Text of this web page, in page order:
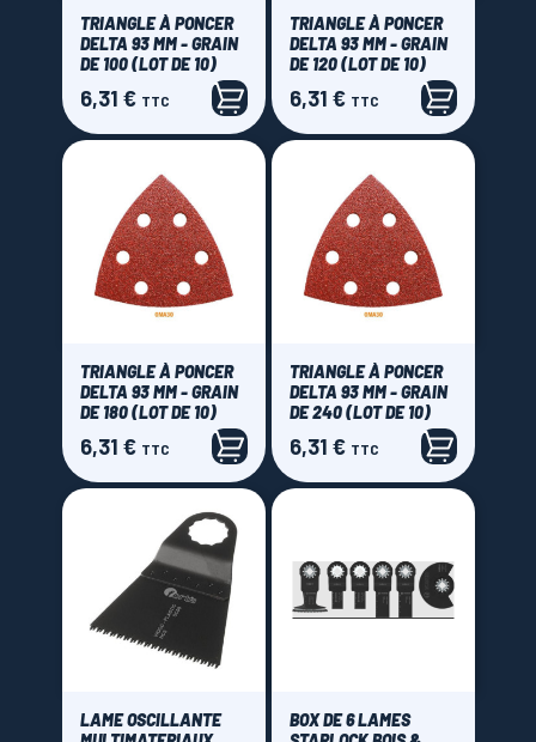
TRIANGLE À PONCER
DELTA 93 MM - GRAIN
DE 100 (LOT DE 10)
Prix
6,31 € TTC
TRIANGLE À PONCER
DELTA 93 MM - GRAIN
DE 120 (LOT DE 10)
Prix
6,31 € TTC
TRIANGLE À PONCER
DELTA 93 MM - GRAIN
DE 180 (LOT DE 10)
Prix
6,31 € TTC
TRIANGLE À PONCER
DELTA 93 MM - GRAIN
DE 240 (LOT DE 10)
Prix
6,31 € TTC
LAME OSCILLANTE
BOX DE 6 LAMES